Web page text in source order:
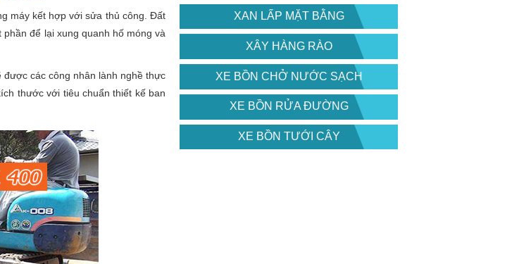
máy kết hợp với sửa thủ công. Đất
để lại xung quanh hố móng và
các công nhân lành nghề thực
thước với tiêu chuẩn thiết kế ban
XAN LẤP MẶT BẰNG
XÂY HÀNG RÀO
XE BỒN CHỞ NƯỚC SẠCH
XE BỒN RỬA ĐƯỜNG
XE BỒN TƯỚI CÂY